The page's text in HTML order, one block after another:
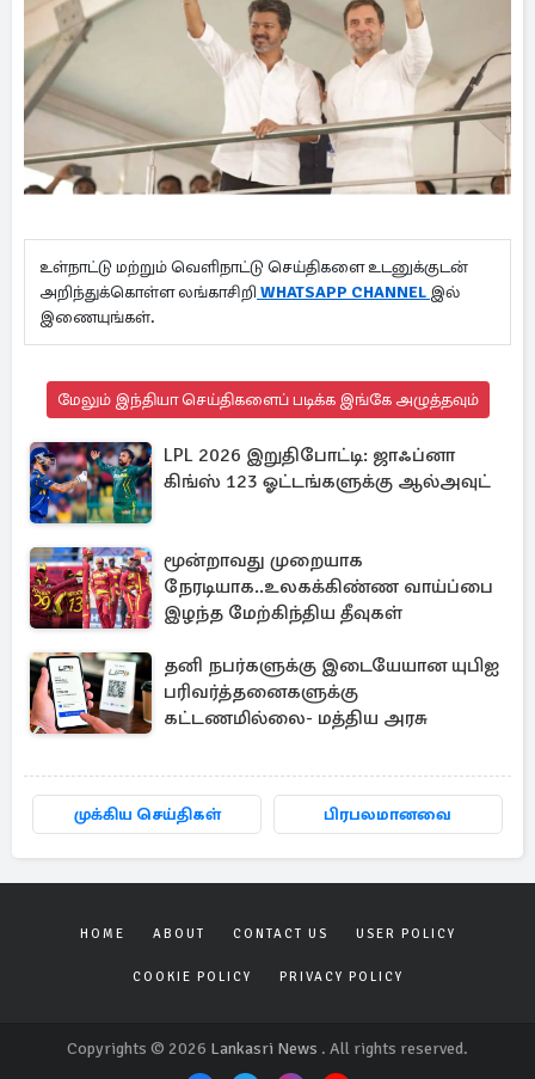
உள்நாட்டு மற்றும் வெளிநாட்டு செய்திகளை உடனுக்குடன்
அறிந்துக்கொள்ள லங்காசிறி WHATSAPP CHANNEL இல்
இணையுங்கள்.
மேலும் இந்தியா செய்திகளைப் படிக்க இங்கே அழுத்தவும்
LPL 2026 இறுதிபோட்டி: ஜாஃப்னா
கிங்ஸ் 123 ஓட்டங்களுக்கு ஆல்அவுட்
மூன்றாவது முறையாக
நேரடியாக..உலகக்கிண்ண வாய்ப்பை
இழந்த மேற்கிந்திய தீவுகள்
தனி நபர்களுக்கு இடையேயான யுபிஐ
பரிவர்த்தனைகளுக்கு
கட்டணமில்லை- மத்திய அரசு
முக்கிய செய்திகள் பிரபலமானவை
HOME ABOUT CONTACT US USER POLICY
COOKIE POLICY PRIVACY POLICY
Copyrights © 2026 Lankasri News . All rights reserved.